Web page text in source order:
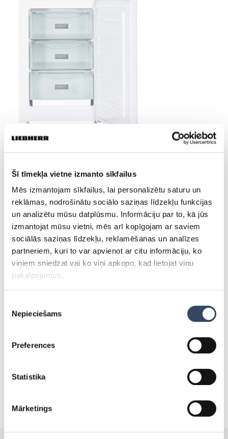
Šī tīmekļa vietne izmanto sīkfailus
Mēs izmantojam sīkfailus, lai personalizētu saturu un
reklāmas, nodrošinātu sociālo saziņas līdzekļu funkcijas
un analizētu mūsu datplūsmu. Informāciju par to, kā jūs
izmantojat mūsu vietni, mēs arī kopīgojam ar saviem
sociālās saziņas līdzekļu, reklamēšanas un analīzes
partneriem, kuri to var apvienot ar citu informāciju, ko
viņiem sniedzat vai ko viņi apkopo, kad lietojat viņu
pakalpojumus.
izvēle
Nepieciešams
Preferences
Statistika
Mārketings
JANISD
Dalies
TIKT IZMANTOTAS ZEMĀS